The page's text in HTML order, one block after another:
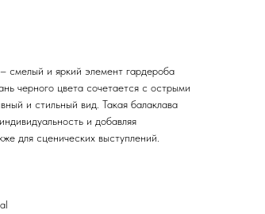
смелый и яркий элемент гардероба
черного цвета сочетается с острыми
и стильный вид. Такая балаклава
и добавляя
для сценических выступлений.